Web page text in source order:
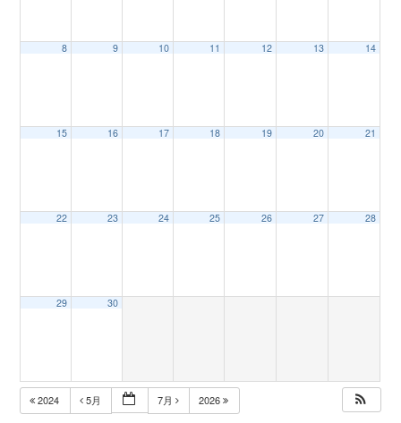
8 9 10 11 12 13 14
15 16 17 18 19 20 21
22 23 24 25 26 27 28
29 30
2024 5月 7月 2026